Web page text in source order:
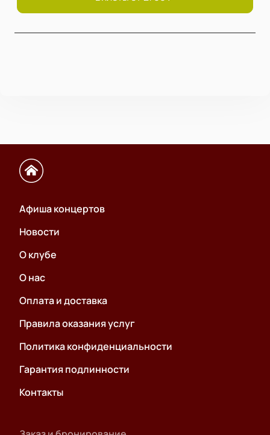
Афиша концертов
Новости
О клубе
О нас
Оплата и доставка
Правила оказания услуг
Политика конфиденциальности
Гарантия подлинности
Контакты